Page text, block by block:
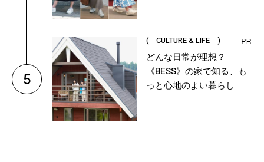
5
( CULTURE & LIFE )
どんな日常が理想？
《BESS》の家で知る、も
っと心地のよい暮らし